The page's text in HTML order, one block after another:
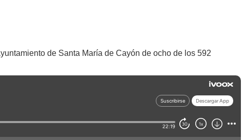
de Santa María de Cayón de ocho de los 592